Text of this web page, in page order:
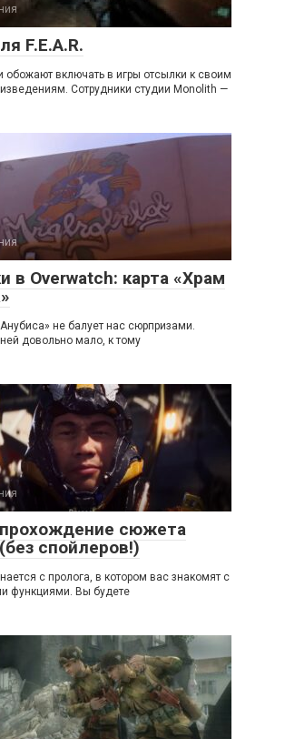
F.E.A.R.
обожают включать в игры отсылки к своим
Сотрудники студии Monolith —
в Overwatch: карта «Храм
не балует нас сюрпризами.
довольно мало, к тому
сюжета
спойлеров!)
с пролога, в котором вас знакомят с
функциями. Вы будете